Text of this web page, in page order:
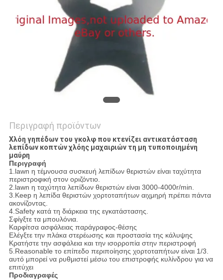
Περιγραφή προϊόντων
Χλόη γηπέδων του γκολφ που κτενίζει αντικατάσταση
λεπίδων κοπτών χλόης μαχαιριών τη μη τυποποιημένη
μαύρη
Περιγραφή
1.lawn η τέμνουσα συσκευή λεπίδων θεριστών είναι ταχύτητα
περιστροφική στον οριζόντιο.
2.lawn η ταχύτητα λεπίδων θεριστών είναι 3000-4000r/min.
3.Keep η λεπίδα θεριστών χορτοταπήτων αιχμηρή πρέπει πάντα
ακονίζοντας.
4.Safety κατά τη διάρκεια της εγκατάστασης.
Σφίγξτε τα μπουλόνια.
Καρφίτσα ασφάλειας παράγραφος-θέσης
Ελέγξτε την πλάκα στερέωσης και προστασία της κάλυψης
Κρατήστε την ασφάλεια και την ισορροπία στην περιστροφή
5.Reasonable το επίπεδο περιποίησης χορτοταπήτων είναι 1/3.
αυτό μπορεί να ρυθμιστεί μέσω του επιστροφής κυλίνδρου για να
επιτύχει
Προδιαγραφές